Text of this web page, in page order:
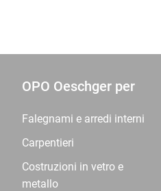
OPO Oeschger per
Falegnami e arredi interni
Carpentieri
Costruzioni in vetro e
metallo